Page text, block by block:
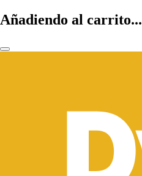
Añadiendo al carrito...